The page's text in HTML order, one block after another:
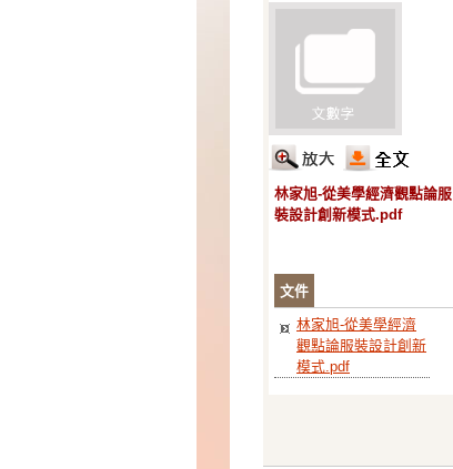
林家旭-從美學經濟觀點論服
裝設計創新模式.pdf
文件
林家旭-從美學經濟
觀點論服裝設計創新
模式.pdf